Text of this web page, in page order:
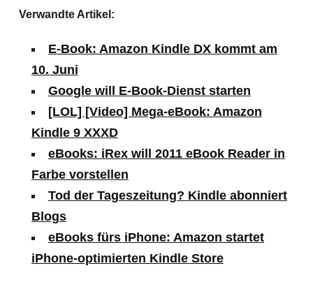
Verwandte Artikel:
E-Book: Amazon Kindle DX kommt am
10. Juni
Google will E-Book-Dienst starten
[LOL] [Video] Mega-eBook: Amazon
Kindle 9 XXXD
eBooks: iRex will 2011 eBook Reader in
Farbe vorstellen
Tod der Tageszeitung? Kindle abonniert
Blogs
eBooks fürs iPhone: Amazon startet
iPhone-optimierten Kindle Store